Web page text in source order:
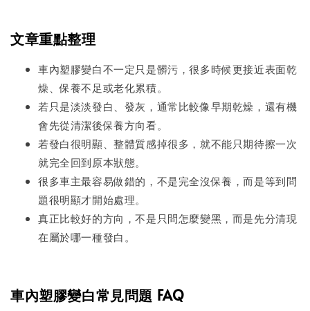
文章重點整理
車內塑膠變白不一定只是髒污，很多時候更接近表面乾
燥、保養不足或老化累積。
若只是淡淡發白、發灰，通常比較像早期乾燥，還有機
會先從清潔後保養方向看。
若發白很明顯、整體質感掉很多，就不能只期待擦一次
就完全回到原本狀態。
很多車主最容易做錯的，不是完全沒保養，而是等到問
題很明顯才開始處理。
真正比較好的方向，不是只問怎麼變黑，而是先分清現
在屬於哪一種發白。
車內塑膠變白常見問題 FAQ